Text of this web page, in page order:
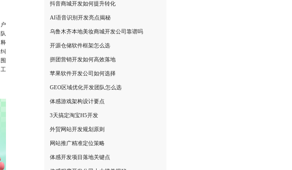
抖音商城开发如何提升转化
AI语音识别开发亮点揭秘
乌鲁木齐本地美妆商城开发公司靠谱吗
开源仓储软件框架怎么选
拼团营销开发如何高效落地
苹果软件开发公司如何选择
GEO区域优化开发团队怎么选
体感游戏架构设计要点
3天搞定淘宝H5开发
外贸网站开发规划原则
网站推广精准定位策略
体感开发项目落地关键点